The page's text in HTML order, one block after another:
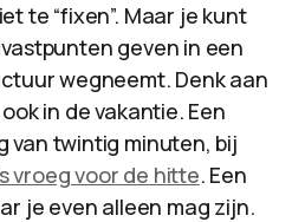
te “fixen”. Maar je kunt
geven in een
wegneemt. Denk aan
in de vakantie. Een
van twintig minuten, bij
vroeg voor de hitte. Een
je even alleen mag zijn.